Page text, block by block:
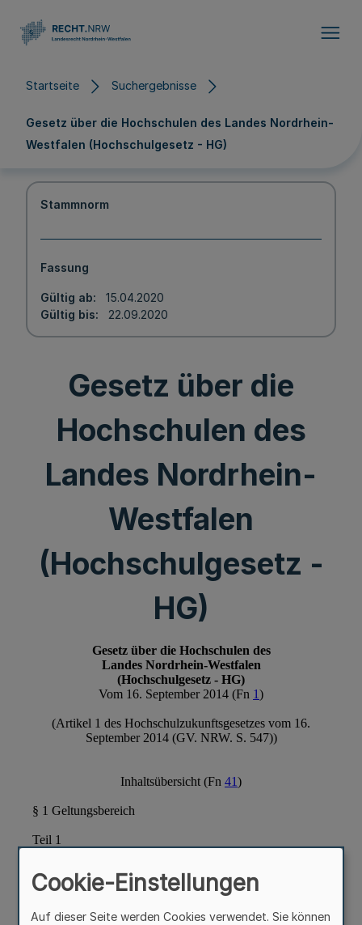
Startseite Suchergebnisse
Gesetz über die Hochschulen des Landes Nordrhein-
Westfalen (Hochschulgesetz - HG)
Stammnorm
Fassung
Gültig ab
15.04.2020
Gültig bis
22.09.2020
Gesetz über die
Hochschulen des
Landes Nordrhein-
Westfalen
(Hochschulgesetz -
HG)
Cookie-Einstellungen
Auf dieser Seite werden Cookies verwendet. Sie können